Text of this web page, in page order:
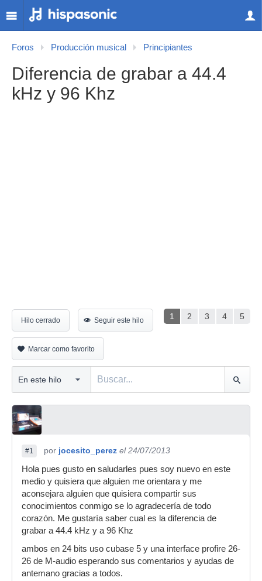
Foros Producción musical Principiantes
Diferencia de grabar a 44.4
kHz y 96 Khz
1 2 3 4 5
Hilo cerrado Seguir este hilo
Marcar como favorito
#1 por jocesito_perez el 24/07/2013
Hola pues gusto en saludarles pues soy nuevo en este
medio y quisiera que alguien me orientara y me
aconsejara alguien que quisiera compartir sus
conocimientos conmigo se lo agradecería de todo
corazón. Me gustaría saber cual es la diferencia de
grabar a 44.4 kHz y a 96 Khz
ambos en 24 bits uso cubase 5 y una interface profire 26-
26 de M-audio esperando sus comentarios y ayudas de
antemano gracias a todos.